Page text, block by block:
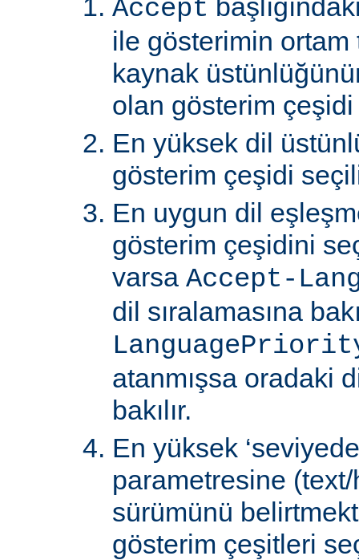
Accept
ile gösterimin
kaynak
olan gösterim
En yüksek dil
gösterim çeşidi
En uygun dil
gösterim çeşidini
varsa Accept-
dil sıralamasına
atanmışsa oradaki
bakılır.
En yüksek
parametresine
sürümünü
gösterim çeşitleri